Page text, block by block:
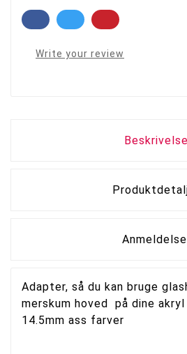
Write your review
Beskrivelse
Adapter, så du kan bruge
merskum hoved på dine
14.5mm ass farver